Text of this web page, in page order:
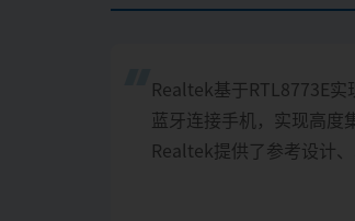
Realtek基于RTL8773E实
蓝牙连接手机，实现高度
Realtek提供了参考设计